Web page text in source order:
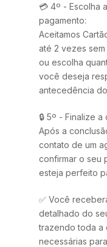
💳 4º - Escolha
pagamento:
Aceitamos
até 2 vezes sem
ou escolha
você deseja
antecedência
🔒 5º - Finalize a
Após a
contato de um
confirmar o seu
esteja perfeito
✅ Você
detalhado do
trazendo toda a
necessárias